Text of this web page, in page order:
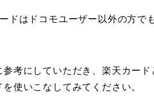
ドはドコモユーザー以外の方で
考にしていただき、楽天カー
使いこなしてみてください。